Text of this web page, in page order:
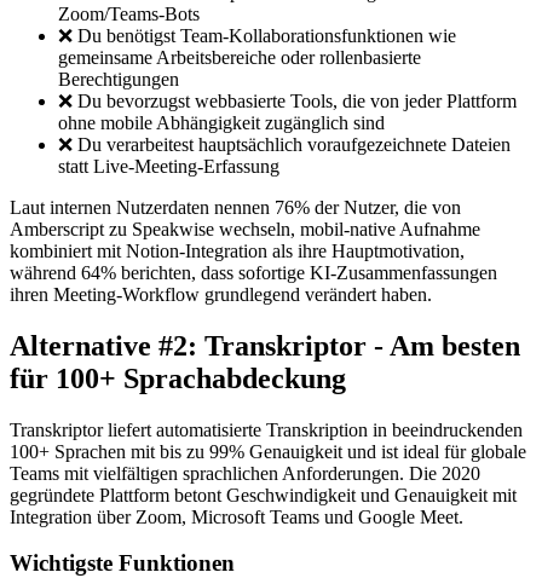
Zoom/Teams-Bots
❌ Du benötigst Team-Kollaborationsfunktionen wie
gemeinsame Arbeitsbereiche oder rollenbasierte
Berechtigungen
❌ Du bevorzugst webbasierte Tools, die von jeder Plattform
ohne mobile Abhängigkeit zugänglich sind
❌ Du verarbeitest hauptsächlich voraufgezeichnete Dateien
statt Live-Meeting-Erfassung
Laut internen Nutzerdaten nennen 76% der Nutzer, die von
Amberscript zu Speakwise wechseln, mobil-native Aufnahme
kombiniert mit Notion-Integration als ihre Hauptmotivation,
während 64% berichten, dass sofortige KI-Zusammenfassungen
ihren Meeting-Workflow grundlegend verändert haben.
Alternative #2: Transkriptor - Am besten
für 100+ Sprachabdeckung
Transkriptor liefert automatisierte Transkription in beeindruckenden
100+ Sprachen mit bis zu 99% Genauigkeit und ist ideal für globale
Teams mit vielfältigen sprachlichen Anforderungen. Die 2020
gegründete Plattform betont Geschwindigkeit und Genauigkeit mit
Integration über Zoom, Microsoft Teams und Google Meet.
Wichtigste Funktionen